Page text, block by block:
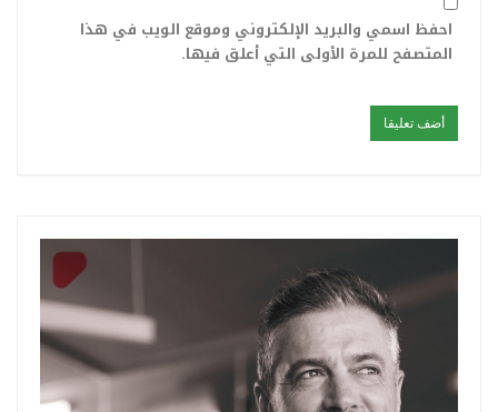
احفظ اسمي والبريد الإلكتروني وموقع الويب في هذا
المتصفح للمرة الأولى التي أعلق فيها.